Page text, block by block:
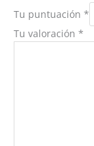
Tu puntuación *
Tu valoración *